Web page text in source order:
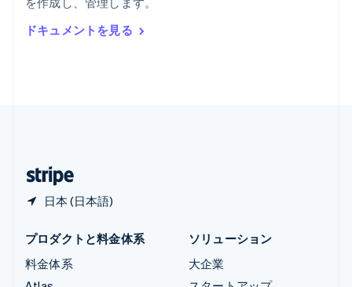
ドキュメントを見る
日本 (日本語)
Deutsch English
ルーマニア
English
プロダクトと料金体系
料金体系
ソリューション
大企業